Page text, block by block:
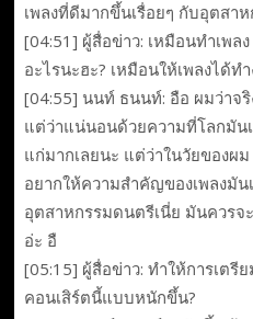
เพลงที่ดีมากขึ้นเรื่อยๆ กับอุตสา
[04:51] ผู้สื่อข่าว: เหมือนทำเพ
อะไรนะฮะ? เหมือนให้เพลงได้
[04:55] นนท์ ธนนท์: อือ ผมว่าจริ
แต่ว่าแน่นอนด้วยความที่โลกมั
แก่มากเลยนะ แต่ว่าในวัยของผ
อยากให้ความสำคัญของเพลงมัน
อุตสาหกรรมดนตรีเนี่ย มันควรจ
อ่ะ อื
[05:15] ผู้สื่อข่าว: ทำให้การเตรี
คอนเสิร์ตนี้แบบหนักขึ้น?